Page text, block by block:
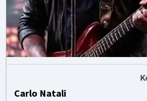
Carlo Natali